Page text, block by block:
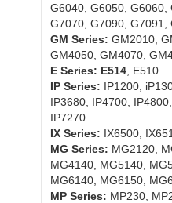
G6040, G6050, G6060,
G7070, G7090, G7091,
GM Series: GM2010,
GM4050, GM4070,
E Series: E514, E510
IP Series: IP1200,
IP3680, IP4700,
IP7270.
IX Series: IX6500,
MG Series: MG2120,
MG4140, MG5140,
MG6140, MG6150,
MP Series: MP230,